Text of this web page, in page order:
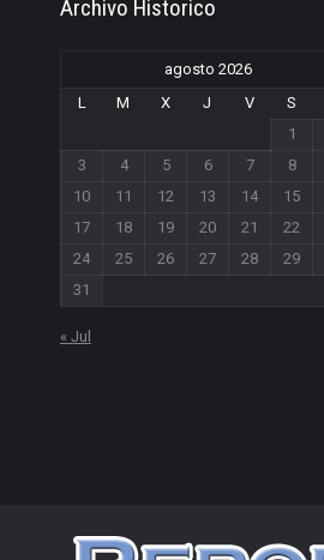
Archivo Historico
agosto 2026
L
M X J V S
1
3
4 5 6 7 8
10
11 12 13 14 15
17
18 19 20 21 22
24
25 26 27 28 29
31
« Jul